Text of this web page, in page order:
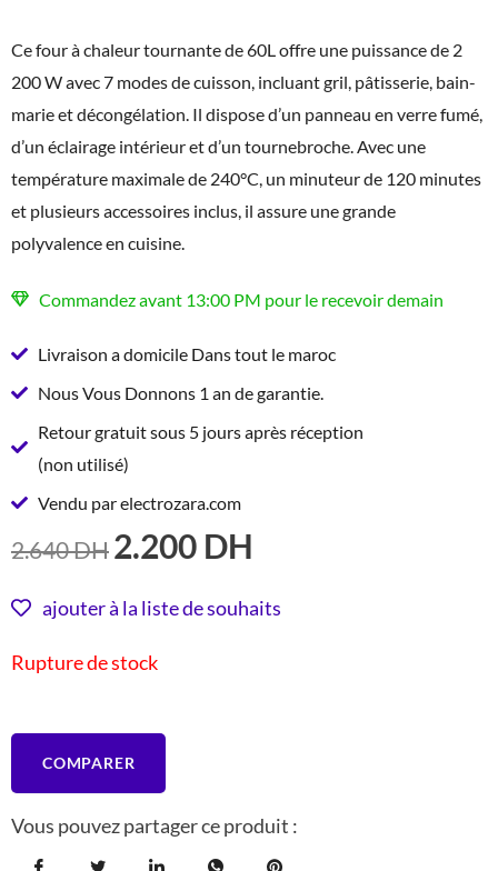
Ce four à chaleur tournante de 60L offre une puissance de 2
200 W avec 7 modes de cuisson, incluant gril, pâtisserie, bain-
marie et décongélation. Il dispose d’un panneau en verre fumé,
d’un éclairage intérieur et d’un tournebroche. Avec une
température maximale de 240°C, un minuteur de 120 minutes
et plusieurs accessoires inclus, il assure une grande
polyvalence en cuisine.
Commandez avant 13:00 PM pour le recevoir demain
Livraison a domicile Dans tout le maroc
Nous Vous Donnons 1 an de garantie.
Retour gratuit sous 5 jours après réception
(non utilisé)
Vendu par electrozara.com
2.640DH LE
INITIAL
2.640 DH.
2.200 DH
ACTUEL
ajouter à la liste de souhaits
Rupture de stock
COMPARER
Vous pouvez partager ce produit :